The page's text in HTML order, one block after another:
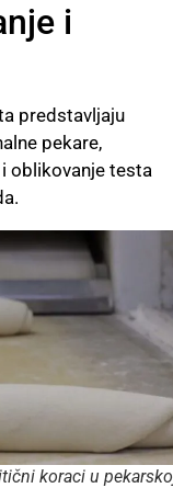
i
predstavljaju
pekare,
oblikovanje testa
koraci u